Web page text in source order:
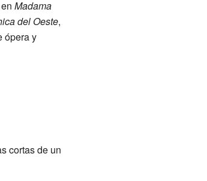
Madama
del Oeste,
ópera y
cortas de un